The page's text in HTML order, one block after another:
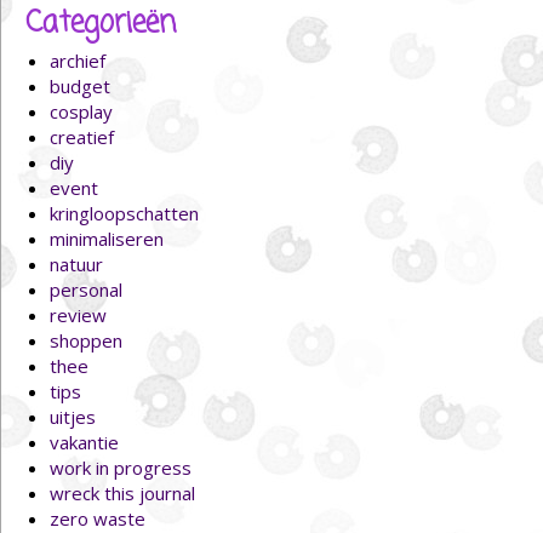
Categorieën
archief
budget
cosplay
creatief
diy
event
kringloopschatten
minimaliseren
natuur
personal
review
shoppen
thee
tips
uitjes
vakantie
work in progress
wreck this journal
zero waste